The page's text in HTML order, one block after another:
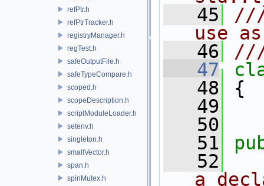
refPtr.h
refPtrTracker.h
registryManager.h
regTest.h
safeOutputFile.h
safeTypeCompare.h
scoped.h
scopeDescription.h
scriptModuleLoader.h
setenv.h
singleton.h
smallVector.h
span.h
spinMutex.h
   45
///
use
   46
   47
   48
{
   49
   50
   51
   52
a